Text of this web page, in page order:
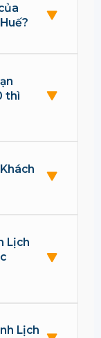
thì
Lịch
Lịch